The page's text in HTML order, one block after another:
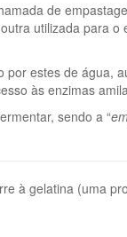
de
utilizada para
estes de água,
às enzimas
sendo a “
à gelatina (uma